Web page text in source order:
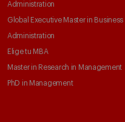
Administration
Global Executive Master in Business
Administration
Elige tu MBA
Master in Research in Management
PhD in Management